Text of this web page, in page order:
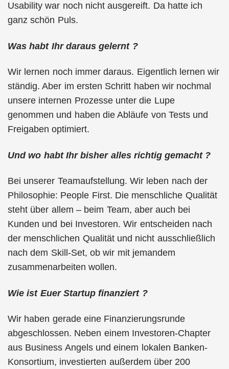
Usability war noch nicht ausgereift. Da hatte ich
ganz schön Puls.
Was habt Ihr daraus gelernt ?
Wir lernen noch immer daraus. Eigentlich lernen wir
ständig. Aber im ersten Schritt haben wir nochmal
unsere internen Prozesse unter die Lupe
genommen und haben die Abläufe von Tests und
Freigaben optimiert.
Und wo habt Ihr bisher alles richtig gemacht ?
Bei unserer Teamaufstellung. Wir leben nach der
Philosophie: People First. Die menschliche Qualität
steht über allem – beim Team, aber auch bei
Kunden und bei Investoren. Wir entscheiden nach
der menschlichen Qualität und nicht ausschließlich
nach dem Skill-Set, ob wir mit jemandem
zusammenarbeiten wollen.
Wie ist Euer Startup finanziert ?
Wir haben gerade eine Finanzierungsrunde
abgeschlossen. Neben einem Investoren-Chapter
aus Business Angels und einem lokalen Banken-
Konsortium, investierten außerdem über 200